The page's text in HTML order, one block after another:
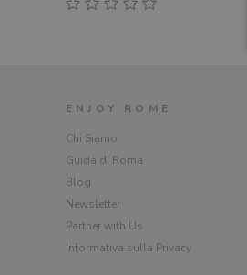
ENJOY ROME
Chi Siamo
Guida di Roma
Blog
Newsletter
Partner with Us
Informativa sulla Privacy